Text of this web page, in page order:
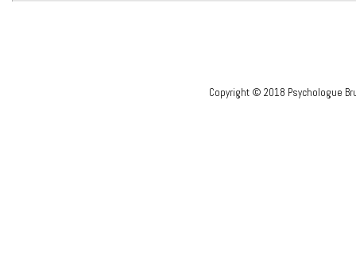
Copyright © 2018 Psychologue